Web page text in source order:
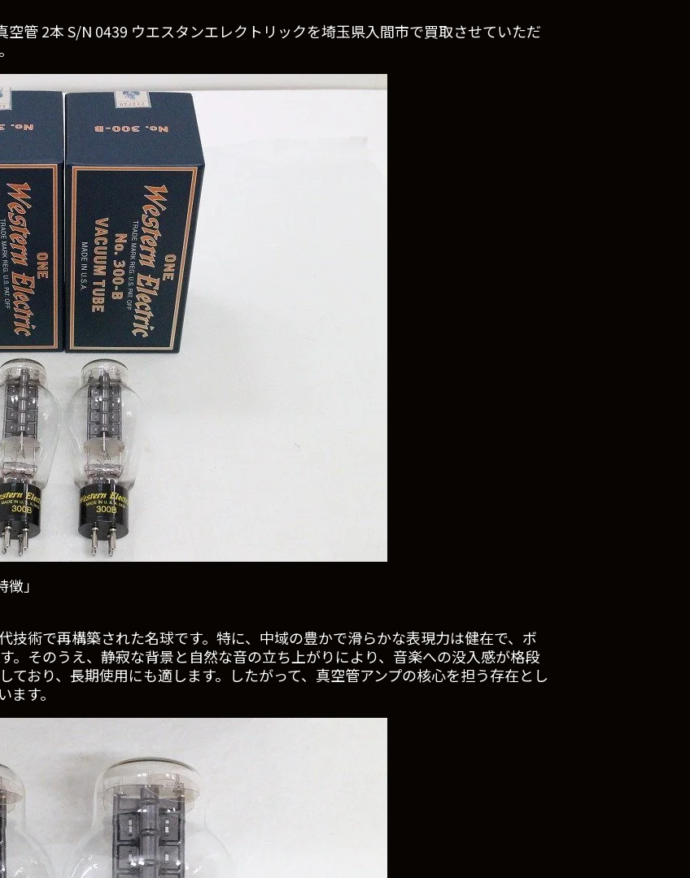
管 2本 S/N 0439 ウエスタンエレクトリックを埼玉県入間市で買取させていただ
」
技術で再構築された名球です。特に、中域の豊かで滑らかな表現力は健在で、ボ
。そのうえ、静寂な背景と自然な音の立ち上がりにより、音楽への没入感が格段
ており、長期使用にも適します。したがって、真空管アンプの核心を担う存在とし
す。